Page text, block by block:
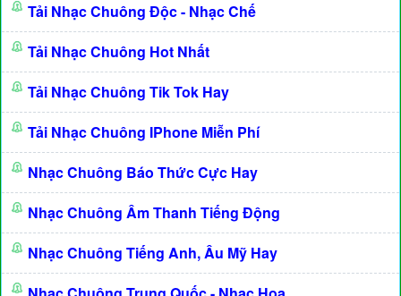
Tải Nhạc Chuông Độc - Nhạc Chế
Tải Nhạc Chuông Hot Nhất
Tải Nhạc Chuông Tik Tok Hay
Tải Nhạc Chuông IPhone Miễn Phí
Nhạc Chuông Báo Thức Cực Hay
Nhạc Chuông Âm Thanh Tiếng Động
Nhạc Chuông Tiếng Anh, Âu Mỹ Hay